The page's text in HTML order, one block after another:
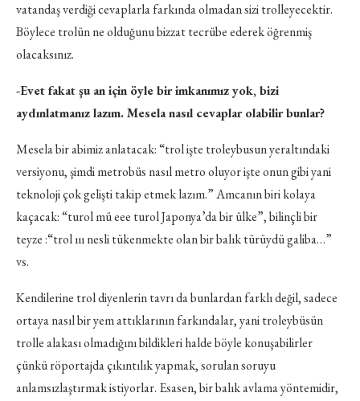
vatandaş verdiği cevaplarla farkında olmadan sizi trolleyecektir.
Böylece trolün ne olduğunu bizzat tecrübe ederek öğrenmiş
olacaksınız.
-Evet fakat şu an için öyle bir imkanımız yok, bizi
aydınlatmanız lazım. Mesela nasıl cevaplar olabilir bunlar?
Mesela bir abimiz anlatacak: “trol işte troleybusun yeraltındaki
versiyonu, şimdi metrobüs nasıl metro oluyor işte onun gibi yani
teknoloji çok gelişti takip etmek lazım.” Amcanın biri kolaya
kaçacak: “turol mü eee turol Japonya’da bir ülke”, bilinçli bir
teyze :“trol ııı nesli tükenmekte olan bir balık türüydü galiba…”
vs.
Kendilerine trol diyenlerin tavrı da bunlardan farklı değil, sadece
ortaya nasıl bir yem attıklarının farkındalar, yani troleybüsün
trolle alakası olmadığını bildikleri halde böyle konuşabilirler
çünkü röportajda çıkıntılık yapmak, sorulan soruyu
anlamsızlaştırmak istiyorlar. Esasen, bir balık avlama yöntemidir,